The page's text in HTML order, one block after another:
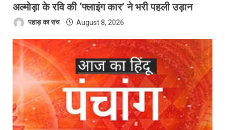
अल्मोड़ा के रवि की ‘फ्लाइंग कार’ ने भरी पहली उड़ान
पहाड़ का सच August 8, 2026